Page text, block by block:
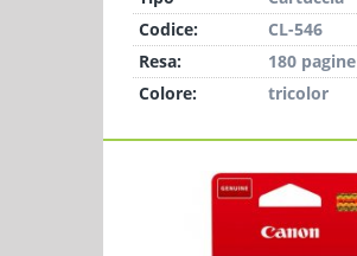
Codice:
CL-546
Resa:
180 pagine
Colore:
tricolor